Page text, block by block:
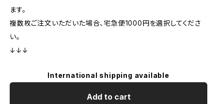
ます。
複数枚ご注文いただいた場合、宅急便1000円を選択してくださ
い。
↓↓↓
International shipping available
Add to cart